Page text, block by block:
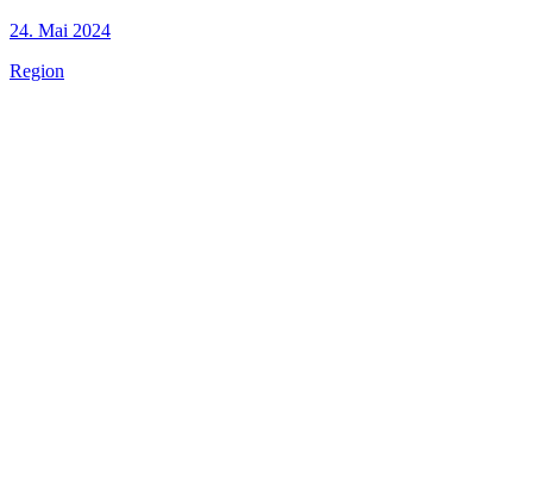
24. Mai 2024
Region